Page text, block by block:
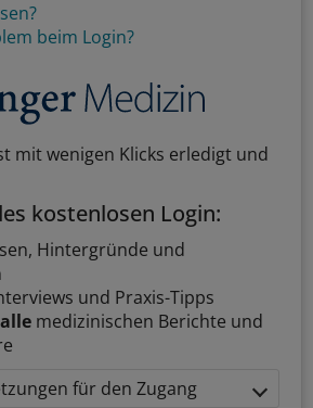
beim Login?
mit wenigen Klicks erledigt und
kostenlosen Login:
Hintergründe und
und Praxis-Tipps
medizinischen Berichte und
für den Zugang